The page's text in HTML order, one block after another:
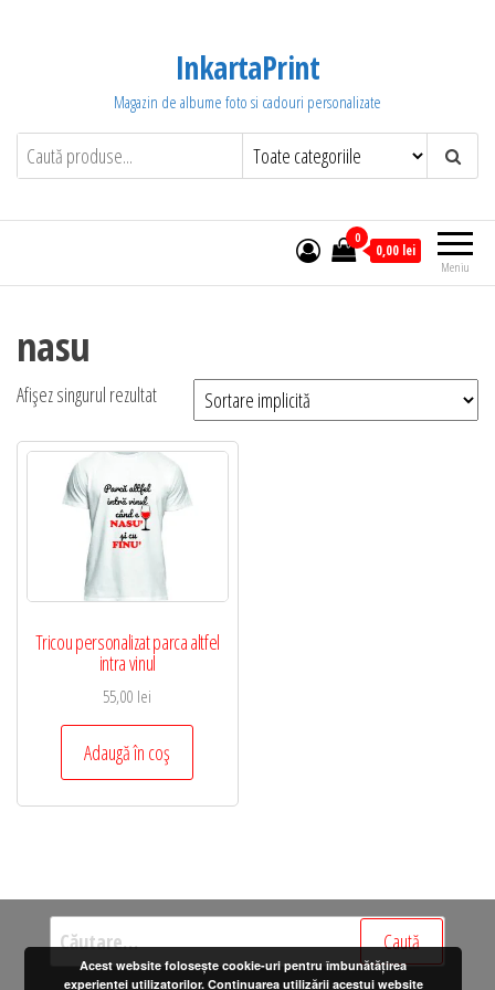
InkartaPrint
Magazin de albume foto si cadouri personalizate
Meniu
0
0,00 lei
nasu
Afișez singurul rezultat
Tricou personalizat parca altfel
intra vinul
55,00 lei
Adaugă în coș
Caută
după:Acest website folosește cookie-uri pentru îmbunătățirea
experienței utilizatorilor. Continuarea utilizării acestui website